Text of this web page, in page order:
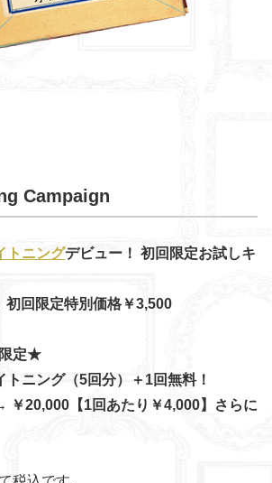
Campaign
トニングデビュー！ 初回限定お試しキ
回限定特別価格￥3,500
定★
ニング（5回分）＋1回無料！
￥20,000【1回あたり￥4,000】さらに